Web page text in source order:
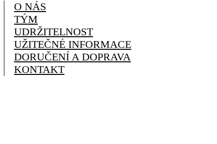
O NÁS
TÝM
UDRŽITELNOST
UŽITEČNÉ INFORMACE
DORUČENÍ A DOPRAVA
KONTAKT